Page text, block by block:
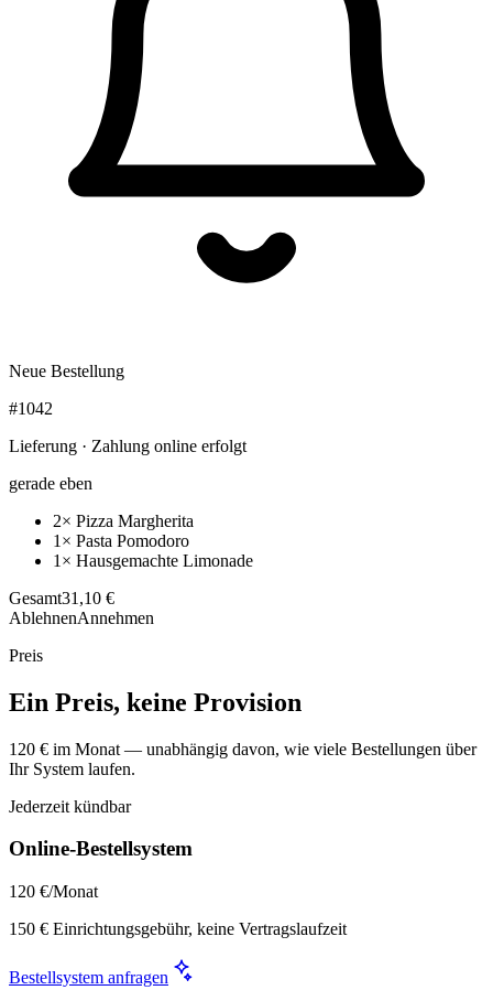
Neue Bestellung
#1042
Lieferung · Zahlung online erfolgt
gerade eben
2× Pizza Margherita
1× Pasta Pomodoro
1× Hausgemachte Limonade
Gesamt31,10 €
AblehnenAnnehmen
Preis
Ein Preis, keine Provision
120 € im Monat — unabhängig davon, wie viele Bestellungen über
Ihr System laufen.
Jederzeit kündbar
Online-Bestellsystem
120 €/Monat
150 € Einrichtungsgebühr, keine Vertragslaufzeit
Bestellsystem anfragen